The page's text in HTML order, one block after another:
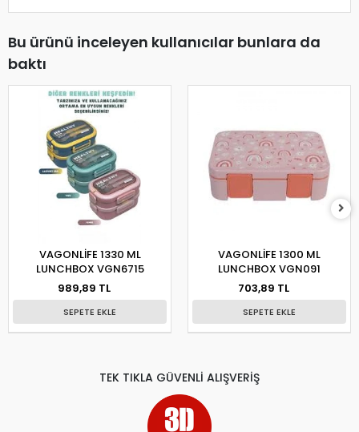
Bu ürünü inceleyen kullanıcılar bunlara da
baktı
VAGONLİFE 1330 ML
LUNCHBOX VGN6715
989,89 TL
SEPETE EKLE
VAGONLİFE 1300 ML
LUNCHBOX VGN091
703,89 TL
SEPETE EKLE
TEK TIKLA GÜVENLİ ALIŞVERİŞ